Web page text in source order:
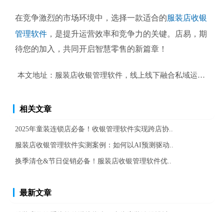
在竞争激烈的市场环境中，选择一款适合的服装店收银
管理软件 ，是提升运营效率和竞争力的关键。店易，期
待您的加入，共同开启智慧零售的新篇章！
本文地址： 服装店收银管理软件，线上线下融合私域运营必备
相关文章
2025年童装连锁店必备！收银管理软件实现跨店协..
服装店收银管理软件实测案例：如何以AI预测驱动..
换季清仓&节日促销必备！服装店收银管理软件优..
最新文章